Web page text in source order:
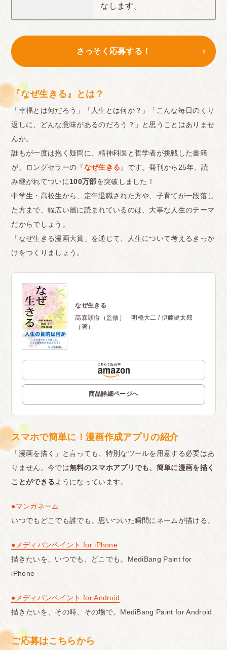
なします。
さっそく応募する！
『なぜ生きる』とは？
「幸福とは何だろう」「人生とは何か？」「こんな毎日のくり
返しに、どんな意味があるのだろう？」と思うことはありませ
んか。
誰もが一度は抱く疑問に、精神科医と哲学者が挑戦した書籍
が、ロングセラーの『なぜ生きる 』です。発刊から25年、読
み継がれてついに100万部を突破しました！
中学生・高校生から、定年退職された方や、子育てが一段落し
た方まで、幅広い層に読まれているのは、大事な人生のテーマ
だからでしょう。
「なぜ生きる漫画大賞」を通じて、人生について考えるきっか
けをつくりましょう。
なぜ生きる
高森顕徹（監修） 明橋大二 / 伊藤健太郎
（著）
商品詳細ページへ
スマホで簡単に！漫画作成アプリの紹介
「漫画を描く」と言っても、特別なツールを用意する必要はあ
りません。今では無料のスマホアプリでも、簡単に漫画を描く
ことができるようになっています。
●マンガネーム
いつでもどこでも誰でも。思いついた瞬間にネームが描ける。
●メディバンペイント for iPhone
描きたいを、いつでも、どこでも。MediBang Paint for
iPhone
●メディバンペイント for Android
描きたいを、その時、その場で。MediBang Paint for Android
ご応募はこちらから